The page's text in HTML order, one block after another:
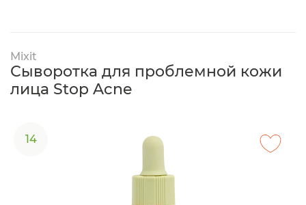
Mixit
Сыворотка для проблемной кожи
лица Stop Acne
14